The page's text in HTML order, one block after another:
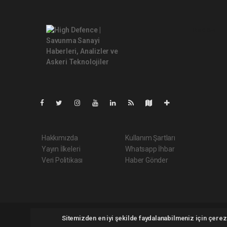
Sitemizden en iyi şekilde faydalanabilmeniz için
Hakkımızda
Yayın İlkeleri
Veri Politikası
Kullanım Şartları
Whatsapp İhbar
Haber Gönder
Highdefence.com Tüm hakları saklı tutulmaktadır. Copyright